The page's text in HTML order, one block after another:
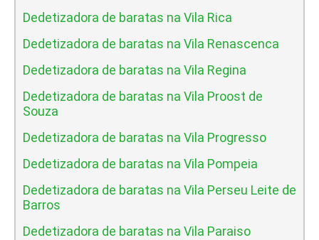
Dedetizadora de baratas na Vila Rica
Dedetizadora de baratas na Vila Renascenca
Dedetizadora de baratas na Vila Regina
Dedetizadora de baratas na Vila Proost de
Souza
Dedetizadora de baratas na Vila Progresso
Dedetizadora de baratas na Vila Pompeia
Dedetizadora de baratas na Vila Perseu Leite de
Barros
Dedetizadora de baratas na Vila Paraiso